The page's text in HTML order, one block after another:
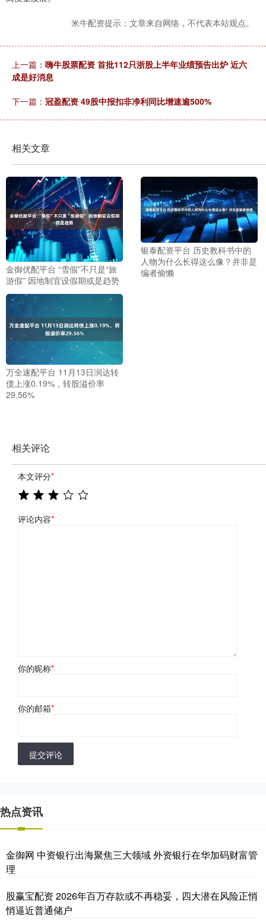
米牛配资提示：文章来自网络，不代表本站观点。
上一篇： 嗨牛股票配资 首批112只浙股上半年业绩预告出炉 近六
成是好消息
下一篇： 冠盈配资 49股中报扣非净利同比增速逾500%
相关文章
金御优配平台 “雪假”不只是“旅
游假” 因地制宜设假期或是趋势
银泰配资平台 历史教科书中的
人物为什么长得这么像？并非是
编者偷懒
万全速配平台 11月13日润达转
债上涨0.19%，转股溢价率
29.56%
相关评论
本文评分*
评论内容*
你的昵称*
你的邮箱*
提交评论
热点资讯
金御网 中资银行出海聚焦三大领域 外资银行在华加码财富管
理
股赢宝配资 2026年百万存款或不再稳妥，四大潜在风险正悄
悄逼近普通储户